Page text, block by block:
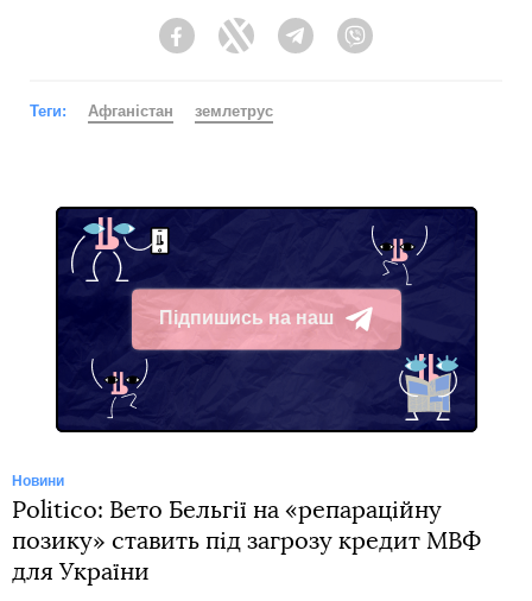
FacebookTwitter Telegram
Теги: Афганістан землетрус
Підпишись на наш
Telegram
Новини
Politico: Вето Бельгії на «репараційну
позику» ставить під загрозу кредит МВФ
для України